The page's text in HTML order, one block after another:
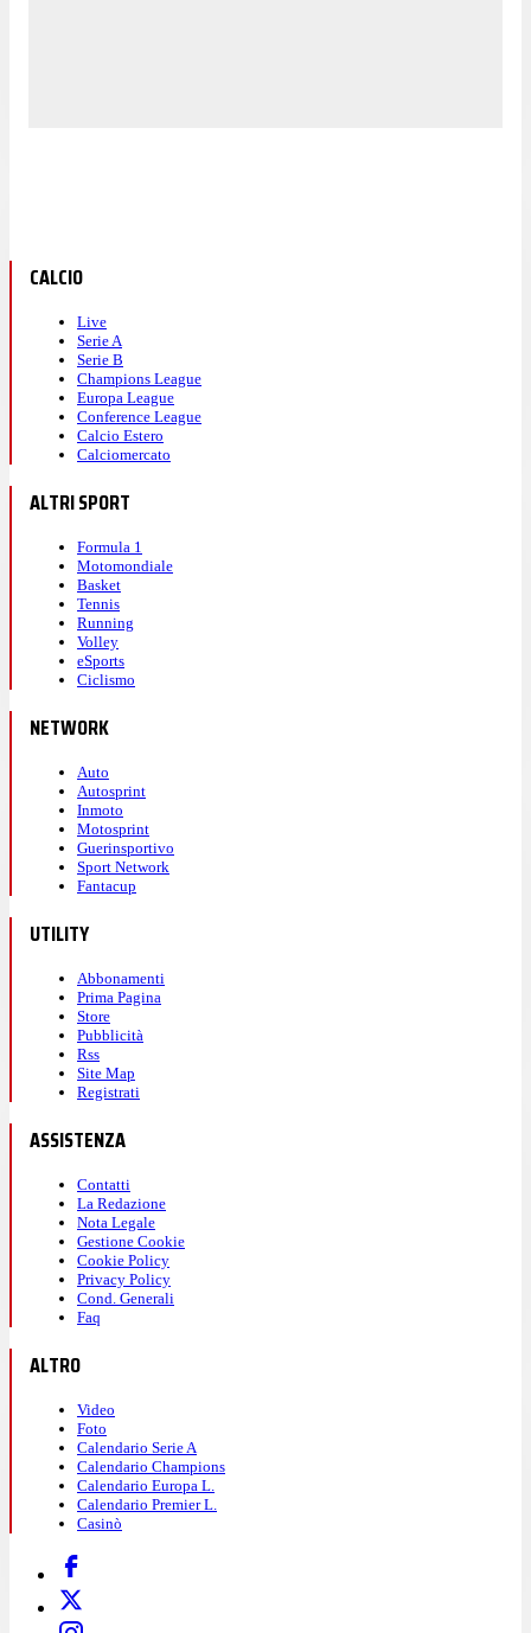
CALCIO
Live
Serie A
Serie B
Champions League
Europa League
Conference League
Calcio Estero
Calciomercato
ALTRI SPORT
Formula 1
Motomondiale
Basket
Tennis
Running
Volley
eSports
Ciclismo
NETWORK
Auto
Autosprint
Inmoto
Motosprint
Guerinsportivo
Sport Network
Fantacup
UTILITY
Abbonamenti
Prima Pagina
Store
Pubblicità
Rss
Site Map
Registrati
ASSISTENZA
Contatti
La Redazione
Nota Legale
Gestione Cookie
Cookie Policy
Privacy Policy
Cond. Generali
Faq
ALTRO
Video
Foto
Calendario Serie A
Calendario Champions
Calendario Europa L.
Calendario Premier L.
Casinò